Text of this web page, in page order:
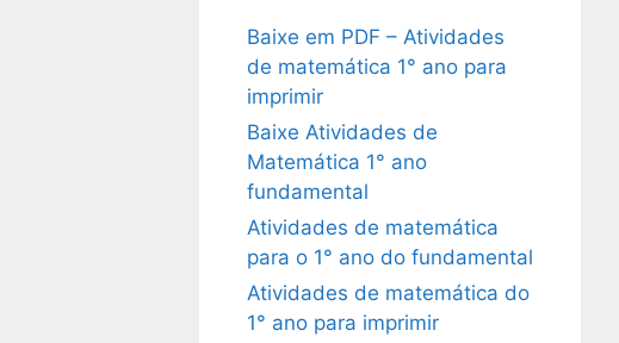
Baixe em PDF – Atividades
de matemática 1° ano para
imprimir
Baixe Atividades de
Matemática 1° ano
fundamental
Atividades de matemática
para o 1° ano do fundamental
Atividades de matemática do
1° ano para imprimir